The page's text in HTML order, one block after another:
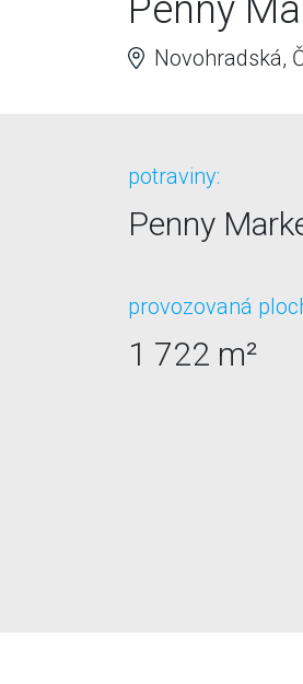
Penny
Novohradská,
potraviny:
Penny
provozovaná
1 722 m²